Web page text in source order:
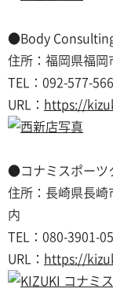
●Body
住所：福岡県福岡
TEL：092-577-
URL： https://
●コナミスポーツ
住所：長崎県長崎
内
TEL：080-3901-
URL： https://